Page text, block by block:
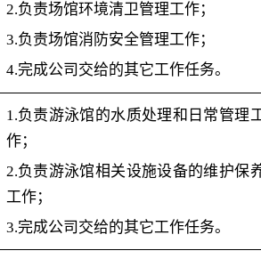
2.负责场馆环境清卫管理工作；
3.负责场馆消防安全管理工作；
4.完成公司交给的其它工作任务。
1.负责游泳馆的水质处理和日常管理
作；
2.负责游泳馆相关设施设备的维护保
工作；
3.完成公司交给的其它工作任务。